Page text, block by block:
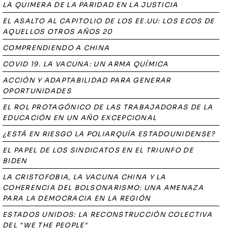
LA QUIMERA DE LA PARIDAD EN LA JUSTICIA
EL ASALTO AL CAPITOLIO DE LOS EE.UU: LOS ECOS DE
AQUELLOS OTROS AÑOS 20
COMPRENDIENDO A CHINA
COVID 19. LA VACUNA: UN ARMA QUÍMICA
ACCIÓN Y ADAPTABILIDAD PARA GENERAR
OPORTUNIDADES
EL ROL PROTAGÓNICO DE LAS TRABAJADORAS DE LA
EDUCACIÓN EN UN AÑO EXCEPCIONAL
¿ESTÁ EN RIESGO LA POLIARQUÍA ESTADOUNIDENSE?
EL PAPEL DE LOS SINDICATOS EN EL TRIUNFO DE
BIDEN
LA CRISTOFOBIA, LA VACUNA CHINA Y LA
COHERENCIA DEL BOLSONARISMO: UNA AMENAZA
PARA LA DEMOCRACIA EN LA REGIÓN
ESTADOS UNIDOS: LA RECONSTRUCCIÓN COLECTIVA
DEL "WE THE PEOPLE"